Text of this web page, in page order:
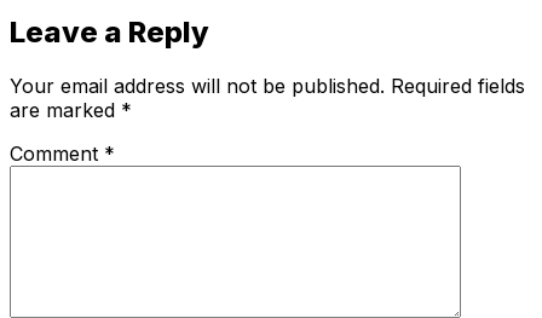
Leave a Reply
Your email address will not be published. Required fields
are marked *
Comment *